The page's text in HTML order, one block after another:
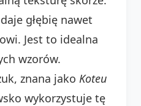
głębię nawet
Jest to idealna
wzorów.
znana jako Koteu
wykorzystuje tę